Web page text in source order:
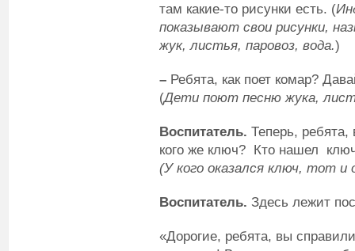
там какие-то рисунки есть. (
показывают свои рисунки,
жук, листья, паровоз, вода.)
– Ребята, как поет комар?
(Дети поют песню жука,
Воспитатель. Теперь,
кого же ключ? Кто нашел
(У кого оказался ключ, тот и
Воспитатель. Здесь лежит
«Дорогие, ребята, вы